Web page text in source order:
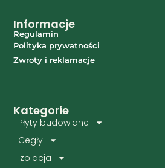
Kategorie
Płyty budowlane
Cegły
Izolacja
Informacje
Regulamin
Polityka prywatności
Zwroty i reklamacje